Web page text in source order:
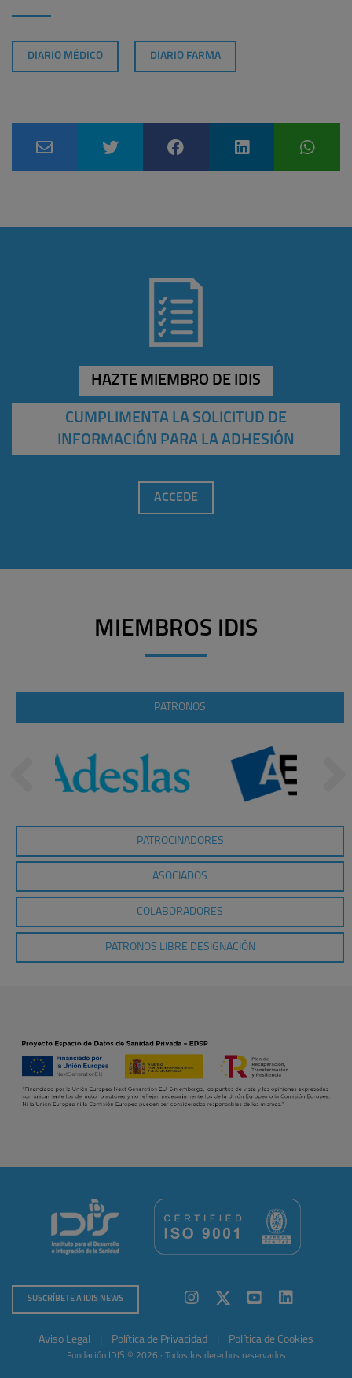
DIARIO MÉDICO DIARIO FARMA
HAZTE MIEMBRO DE IDIS
CUMPLIMENTA LA SOLICITUD DE
INFORMACIÓN PARA LA ADHESIÓN
ACCEDE
MIEMBROS IDIS
PATRONOS
PATROCINADORES
ASOCIADOS
COLABORADORES
PATRONOS LIBRE DESIGNACIÓN
SUSCRÍBETE A IDIS NEWS
Aviso Legal Política de Privacidad Política de Cookies
Fundación IDIS © 2026 · Todos los derechos reservados